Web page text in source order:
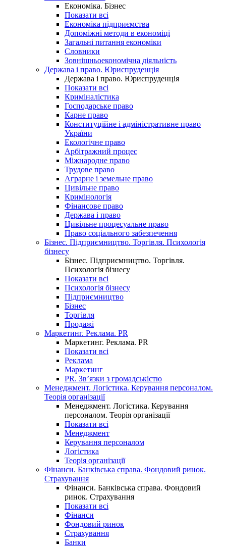
Економіка. Бізнес
Показати всі
Економіка підприємства
Допоміжні методи в економіці
Загальні питання економіки
Словники
Зовнішньоекономічна діяльність
Держава і право. Юриспруденція
Держава і право. Юриспруденція
Показати всі
Криміналістика
Господарське право
Карне право
Конституційне і адміністративне право
України
Екологічне право
Арбітражний процес
Міжнародне право
Трудове право
Аграрне і земельне право
Цивільне право
Кримінологія
Фінансове право
Держава і право
Цивільне процесуальне право
Право соціального забезпечення
Бізнес. Підприємництво. Торгівля. Психологія
бізнесу
Бізнес. Підприємництво. Торгівля.
Психологія бізнесу
Показати всі
Психологія бізнесу
Підприємництво
Бізнес
Торгівля
Продажі
Маркетинг. Реклама. PR
Маркетинг. Реклама. PR
Показати всі
Реклама
Маркетинг
PR. Зв’язки з громадськістю
Менеджмент. Логістика. Керування персоналом.
Теорія організації
Менеджмент. Логістика. Керування
персоналом. Теорія організації
Показати всі
Менеджмент
Керування персоналом
Логістика
Теорія організації
Фінанси. Банківська справа. Фондовий ринок.
Страхування
Фінанси. Банківська справа. Фондовий
ринок. Страхування
Показати всі
Фінанси
Фондовий ринок
Страхування
Банки